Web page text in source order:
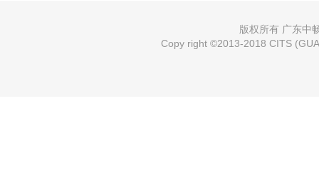
版权所有 广东中
Copy right ©2013-2018 CITS